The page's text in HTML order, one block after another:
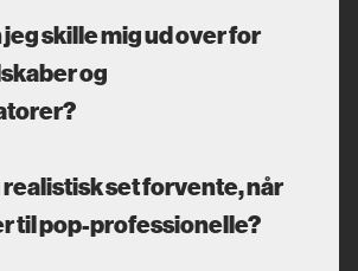
skille mig ud over for
og
realistisk set forvente, når
til pop-professionelle?